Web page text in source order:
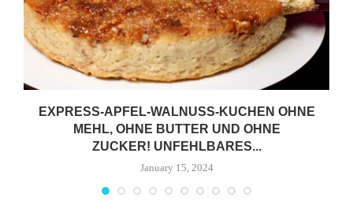
EXPRESS-APFEL-WALNUSS-KUCHEN OHNE
MEHL, OHNE BUTTER UND OHNE
ZUCKER! UNFEHLBARES...
January 15, 2024